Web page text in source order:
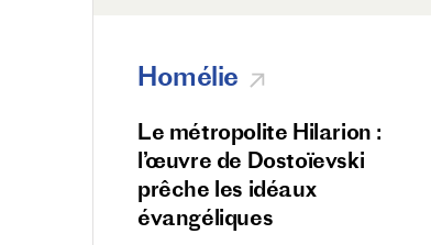
Homélie
Le métropolite Hilarion :
l’œuvre de Dostoïevski
prêche les idéaux
évangéliques